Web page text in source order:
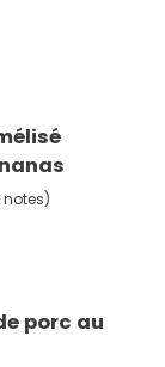
notes)
porc au